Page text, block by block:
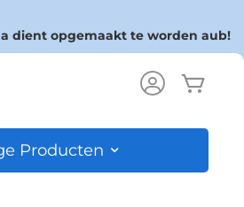
dient opgemaakt te worden aub!
Producten